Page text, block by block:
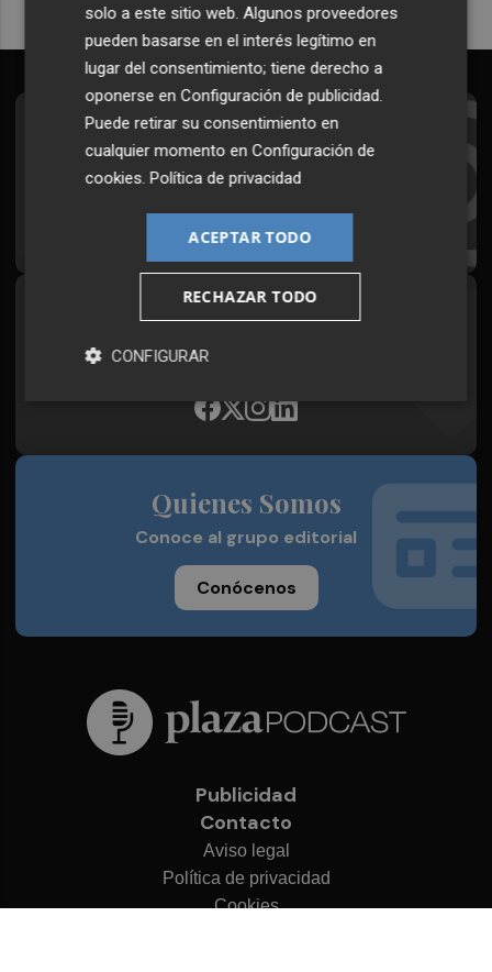
Suscríbete al Boletín
Todos los días a primera hora en tu email
Síguenos en redes
Plaza Podcast, desde cualquier medio
Quienes Somos
Conoce al grupo editorial
Conócenos
Publicidad
Contacto
Aviso legal
Política de privacidad
Cookies
solo a este sitio web. Algunos proveedores
pueden basarse en el interés legítimo en
lugar del consentimiento; tiene derecho a
oponerse enConfiguración de publicidad.
Puede retirar su consentimiento en
cualquier momento enConfiguración de
cookies.Política de privacidad
ACEPTAR TODO
RECHAZAR TODO
CONFIGURAR